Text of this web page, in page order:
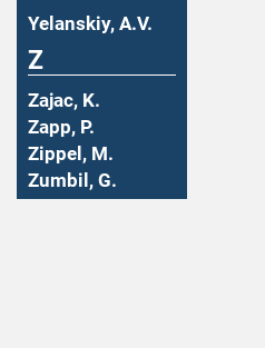
Yelanskiy, A.V.
Z
Zajac, K.
Zapp, P.
Zippel, M.
Zumbil, G.